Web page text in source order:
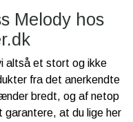
Melody hos
altså et stort og ikke
fra det anerkendte
bredt, og af netop
at du lige her